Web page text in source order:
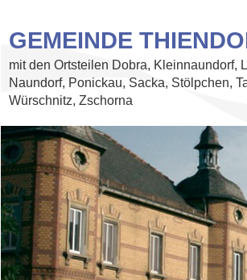
GEMEINDE
mit den Ortsteilen Dobra, Kleinnaundorf,
Naundorf, Ponickau, Sacka, Stölpchen,
Würschnitz, Zschorna